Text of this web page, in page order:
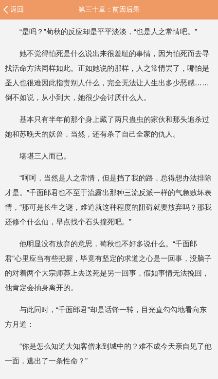
返回 第三十章：前因后果
“是吗？”荀秋的反应却是平平淡淡，“也是人之常情吧。”
她不觉得怕死是什么说出来很羞耻的事情，因为怕死而去寻
找活命方法同样如此。正如她说的那样，人之常情罢了，哪怕是
圣人也很难因此指责别人什么，完全无法让人生出多少恶感……
倒不如说，从小到大，她很少会讨厌什么人。
基本只有半年前那个身上藏了两只蛊虫的家伙和那头追杀过
她和苏晚天的妖兽，当然，还有杀了自己全家的仇人。
堪堪三人而已。
“呵呵，当然是人之常情，但是挡了我的路，总得想办法排除
才是。”千面郎君也不至于流露出那种三流反派一样的气急败坏表
情，“那可是长生之谜，难道就这种程度的阻碍就要放弃吗？那我
还修个什么仙，早点找个石头撞死吧。”
他明显没有放弃的意思，荀秋也不好多说什么。“千面郎
君”心里应当有些把握，毕竟有坚定的求道之心是一回事，没脑子
的对着两个大宗师莽上去送死是另一回事，假如事情无法挽回，
他肯定会抽身离开的。
与此同时，“千面郎君”却是话锋一转，目光直勾勾地看向东
方月道：
“你是怎么知道大知客僧来到城中的？难不成今天亲自见了他
一面，逃出了一条性命？”